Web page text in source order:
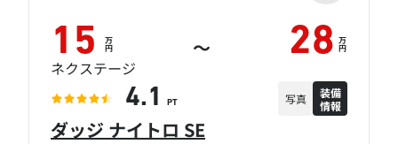
ダッジ ナイトロ SE
15 万
円 ～ 28 万
円
ネクステージ
4.1 PT 写真
装備
情報